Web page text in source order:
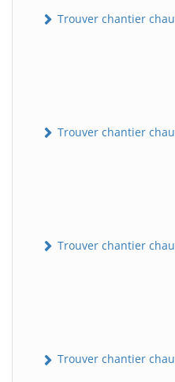
Trouver chantier
Trouver chantier
Trouver chantier
Trouver chantier